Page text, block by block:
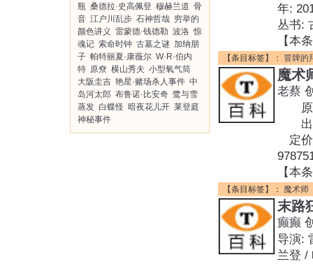
瓶 桑德拉·史高佩登 穆赫兰道 骨
音 江户川乱步 石神哲哉 穷举的
颜色讲义 雷蒙德·钱德勒 波洛 惊
魂记 索命时钟 古墓之谜 加纳朋
子 帕特丽夏·康薇尔 W·R·伯内
特 原尞 横山秀夫 小型氧气筒
大阪圭吉 艳星·赌场杀人事件 中
岛河太郎 布鲁诺·比安奇 鹭与雪
蒸发 白蝶怪 暗夜花儿开 莱登庭
神秘事件
年:
丛书:
【本
【条目标签】： 冒牌的
魔术
老蔡
原
出
定
【本
【条目标签】： 魔术师
末路
癫癫
导演:
兰登 /